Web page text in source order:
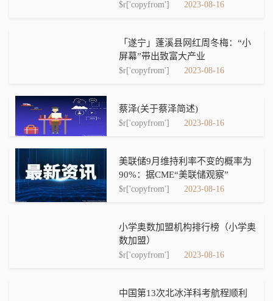
$r['copyfrom'] 2023-08-16
「遂宁」蓬溪县网红周冬梅：“小
屏幕”带出致富大产业
$r['copyfrom'] 2023-08-16
蔡泽(关于蔡泽简述)
$r['copyfrom'] 2023-08-16
美联储9月维持利率不变的概率为
90%：据CME“美联储观察”
$r['copyfrom'] 2023-08-16
小学奥数加盟机构排行榜（小学奥
数加盟）
$r['copyfrom'] 2023-08-16
中国第13次北冰洋科考航程顺利